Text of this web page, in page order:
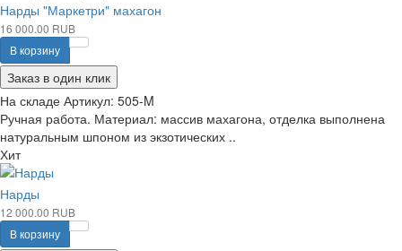
Нарды "Маркетри" махагон
16 000.00 RUB
В корзину
Заказ в один клик
На складе Артикул: 505-M
Ручная работа. Материал: массив махагона, отделка выполнена
натуральным шпоном из экзотических ..
Хит
Нарды
12 000.00 RUB
В корзину